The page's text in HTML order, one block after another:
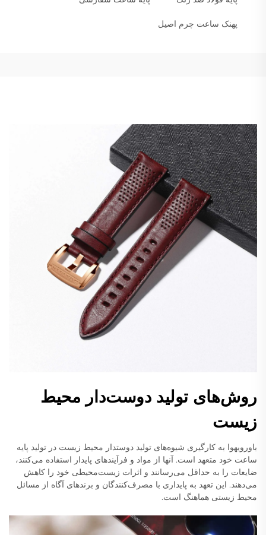
پهنک ساعت چرم اصیل
روش‌های تولید دوست‌دار محیط
زیست
باورویهوا به کارگیری شیوه‌های تولید دوستدار محیط زیست در تولید پایه
ساعت خود متعهد است. آنها از مواد و فرآیندهای پایدار استفاده می‌کنند،
ضایعات را به حداقل می‌رسانند و اثرات زیست‌محیطی خود را کاهش
می‌دهند. این تعهد به پایداری با مصرف‌کنندگان و برندهای آگاه از مسائل
محیط زیستی هماهنگ است.